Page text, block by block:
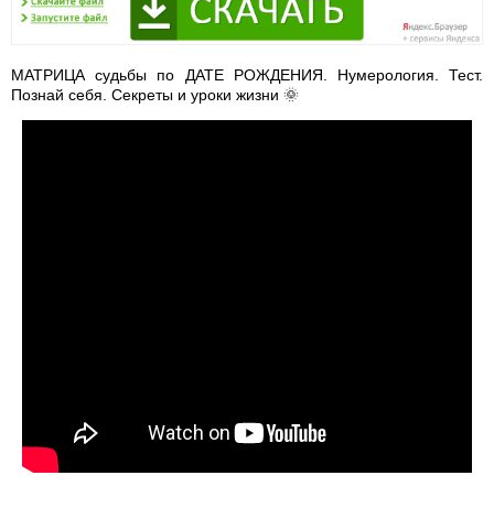
МАТРИЦА судьбы по ДАТЕ РОЖДЕНИЯ. Нумерология. Тест.
Познай себя. Секреты и уроки жизни 🌞